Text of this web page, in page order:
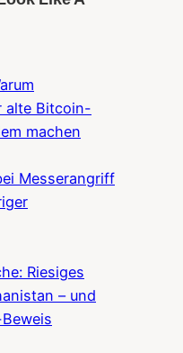
alte Bitcoin-
machen
Messerangriff
Riesiges
– und